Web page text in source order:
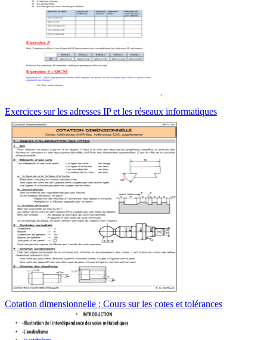
Exercices sur les adresses IP et les réseaux informatiques
Cotation dimensionnelle : Cours sur les cotes et tolérances